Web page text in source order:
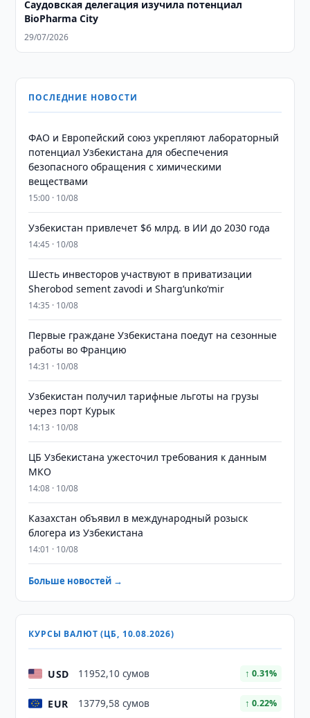
Саудовская делегация изучила потенциал
BioPharma City
29/07/2026
ПОСЛЕДНИЕ НОВОСТИ
ФАО и Европейский союз укрепляют лабораторный
потенциал Узбекистана для обеспечения
безопасного обращения с химическими
веществами
15:00 · 10/08
Узбекистан привлечет $6 млрд. в ИИ до 2030 года
14:45 · 10/08
Шесть инвесторов участвуют в приватизации
Sherobod sement zavodi и Shargʻunkoʻmir
14:35 · 10/08
Первые граждане Узбекистана поедут на сезонные
работы во Францию
14:31 · 10/08
Узбекистан получил тарифные льготы на грузы
через порт Курык
14:13 · 10/08
ЦБ Узбекистана ужесточил требования к данным
МКО
14:08 · 10/08
Казахстан объявил в международный розыск
блогера из Узбекистана
14:01 · 10/08
Больше новостей →
КУРСЫ ВАЛЮТ (ЦБ, 10.08.2026)
USD 11952,10 сумов ↑ 0.31%
EUR 13779,58 сумов ↑ 0.22%